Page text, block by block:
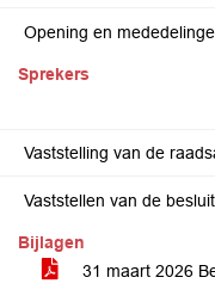
Opening en
Sprekers
Vaststelling van de
Vaststellen van de
Bijlagen
31 maart 2026